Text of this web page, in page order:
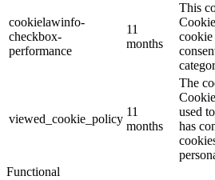
cookielawinfo-
checkbox-
performance
11
months
This
cookie
viewed_cookie_policy
11
months
The
used
has
Functional